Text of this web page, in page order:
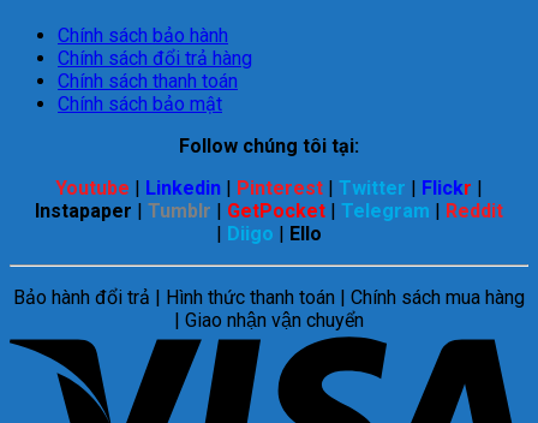
Chính sách bảo hành
Chính sách đổi trả hàng
Chính sách thanh toán
Chính sách bảo mật
Follow chúng tôi tại:
Youtube | Linkedin | Pinterest | Twitter | Flickr |
Instapaper | Tumblr | GetPocket | Telegram | Reddit
| Diigo | Ello
Bảo hành đổi trả | Hình thức thanh toán | Chính sách mua hàng
| Giao nhận vận chuyển